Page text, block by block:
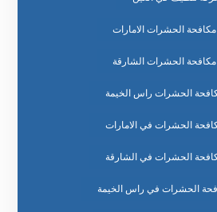
الحشرات الامارات
الحشرات الشارقة
الحشرات راس الخيمة
الحشرات في الامارات
الحشرات في الشارقة
الحشرات في راس الخيمة